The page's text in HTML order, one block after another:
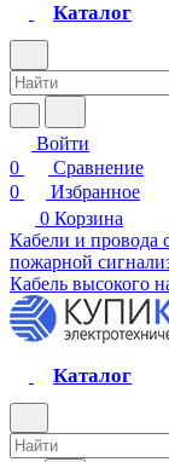
Каталог
Войти
0
Сравнение
0
Избранное
0 Корзина
Кабели и провода
пожарной
Кабель высокого
Каталог